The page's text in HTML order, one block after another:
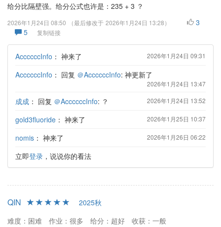
给分比隔壁强。给分公式也许是：235 + 3 ？
2026年1月24日 08:50 （最后修改于 2026年1月24日 13:28）
3
5
复制链接
AccccccInfo ： 神来了 2026年1月24日 09:31
AccccccInfo ： 回复 ＠AccccccInfo: 神更新了
2026年1月24日 13:47
成成 ： 回复 ＠AccccccInfo: ？ 2026年1月24日 13:52
gold3fluoride ： 神来了 2026年1月25日 10:37
nomis ： 神来了 2026年1月26日 06:22
立即登录 ，说说你的看法
QIN
2025秋
难度：困难
作业：很多 给分：超好
收获：一般